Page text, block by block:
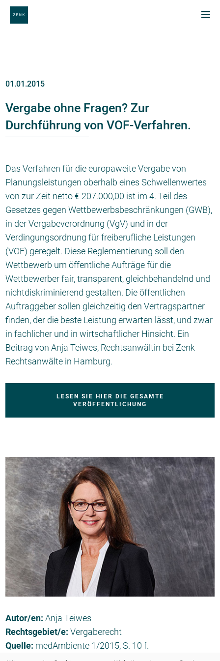
01.01.2015
Vergabe ohne Fragen? Zur
Durchführung von VOF-Verfahren.
Das Verfahren für die europaweite Vergabe von
Planungsleistungen oberhalb eines Schwellenwertes
von zur Zeit netto € 207.000,00 ist im 4. Teil des
Gesetzes gegen Wettbewerbsbeschränkungen (GWB),
in der Vergabeverordnung (VgV) und in der
Verdingungsordnung für freiberufliche Leistungen
(VOF) geregelt. Diese Reglementierung soll den
Wettbewerb um öffentliche Aufträge für die
Wettbewerber fair, transparent, gleichbehandelnd und
nichtdiskriminierend gestalten. Die öffentlichen
Auftraggeber sollen gleichzeitig den Vertragspartner
finden, der die beste Leistung erwarten lässt, und zwar
in fachlicher und in wirtschaftlicher Hinsicht. Ein
Beitrag von Anja Teiwes, Rechtsanwältin bei Zenk
Rechtsanwälte in Hamburg.
LESEN SIE HIER DIE GESAMTE
VERÖFFENTLICHUNG
Autor/en:Anja Teiwes
Rechtsgebiet/e:Vergaberecht
Quelle: medAmbiente 1/2015, S. 10 f.